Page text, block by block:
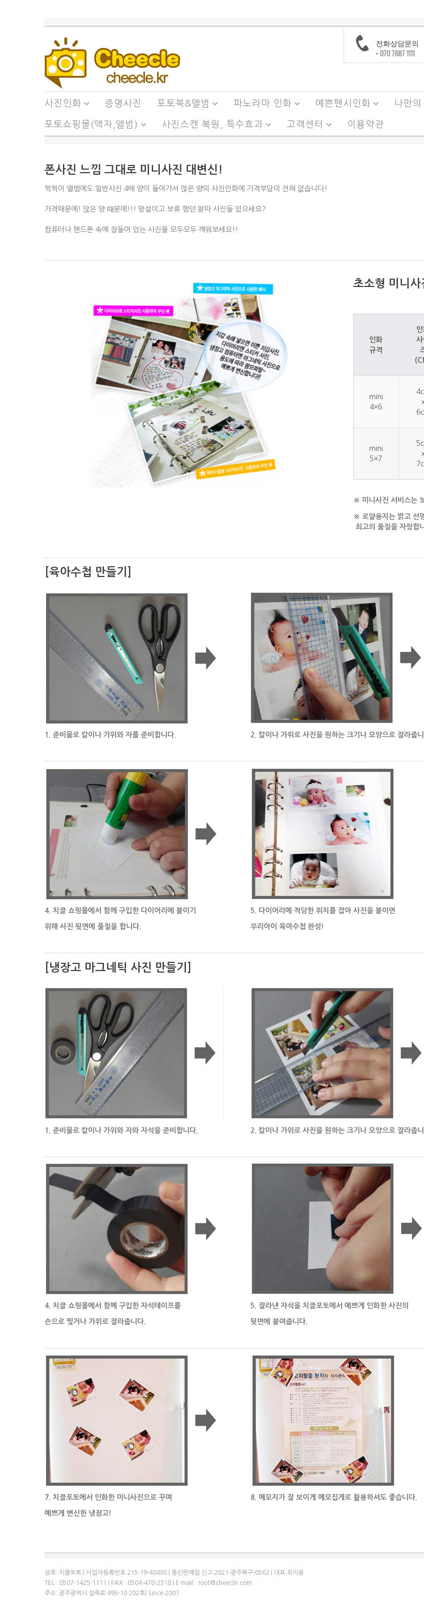
전화상담문의
+ 070 7687 1111
사진인화 증명사진 포토북&앨범 파노라마 인화 예쁜팬시인화 나만
포토쇼핑몰(액자,앨범) 사진스캔 복원, 특수효과 고객센터 이용약관
폰사진 느낌 그대로 미니사진 대변신!
찍찍이 앨범에도 일반사진 4배 양이 들어가서 많은 양의 사진인화에 가격부담이 전혀 없습니다!
가격때문에! 많은 양 떄문에!!! 망설이고 보류 했던 왕따 사진들 있으세요?
컴퓨터나 핸드폰 속에 잠들어 있는 사진을 모두모두 깨워보세요!!
초소형 미니사
인화
규격
사
mini
4×6
mini
5×7
※ 미니사진 서비스
※ 로얄용지는 밝고 선
최고의 품질을 자
[육아수첩 만들기]
1. 준비물로 칼이나 가위와 자를 준비합니다. 2. 칼이나 가위로 사진을 원하는 크기나 모양으로 잘라줍니
4. 치클 쇼핑몰에서 함께 구입한 다이어리에 붙이기
위해 사진 뒷면에 풀칠을 합니다.
5. 다이어리에 적당한 위치를 잡아 사진을 붙이면
우리아이 육아수첩 완성!
[냉장고 마그네틱 사진 만들기]
1. 준비물로 칼이나 가위와 자와 자석을 준비합니다. 2. 칼이나 가위로 사진을 원하는 크기나 모양으로 잘라줍니
4. 치클 쇼핑몰에서 함꼐 구입한 자석테이프를
손으로 찢거나 가위로 잘라줍니다.
5. 잘라낸 자석을 치클포토에서 예쁘게 인화한 사진의
뒷면에 붙여줍니다.
7. 치클포토에서 인화한 미니사진으로 꾸며
예쁘게 변신한 냉장고!
8. 메모지가 잘 보이게 메모집게로 활용하셔도 좋습니다.
상호: 치클포토 | 사업자등록번호 215-19-48480 | 통신판매업 신고 2021-광주북구-0562 | 대표 최지용
TEL : 0507-1425-1111 | FAX : 0504-470-2318 | E-mail : root@cheecle.com
주소: 광주광역시 설죽로 495-10 202호| Since 2007